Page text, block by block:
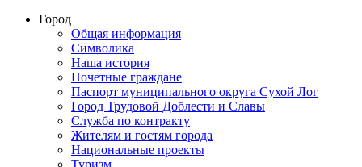
Город
Общая информация
Символика
Наша история
Почетные граждане
Паспорт муниципального округа Сухой Лог
Город Трудовой Доблести и Славы
Служба по контракту
Жителям и гостям города
Национальные проекты